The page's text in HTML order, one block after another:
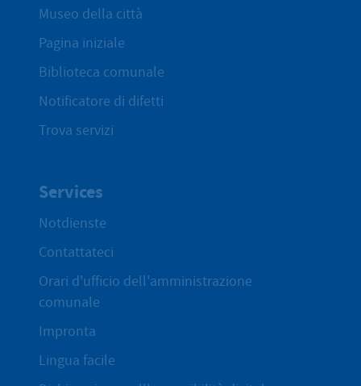
Museo della città
Pagina iniziale
Biblioteca comunale
Notificatore di difetti
Trova servizi
Services
Notdienste
Contattateci
Orari d'ufficio dell'amministrazione
comunale
Impronta
Lingua facile